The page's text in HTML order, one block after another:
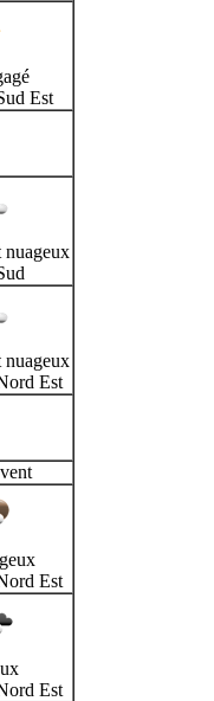
Est
nuageux
nuageux
Est
Est
Est